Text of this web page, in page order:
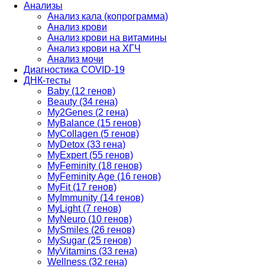
Анализы
Анализ кала (копрограмма)
Анализ крови
Анализ крови на витамины
Анализ крови на ХГЧ
Анализ мочи
Диагностика COVID-19
ДНК-тесты
Baby (12 генов)
Beauty (34 гена)
My2Genes (2 гена)
MyBalance (15 генов)
MyCollagen (5 генов)
MyDetox (33 гена)
MyExpert (55 генов)
MyFeminity (18 генов)
MyFeminity Age (16 генов)
MyFit (17 генов)
MyImmunity (14 генов)
MyLight (7 генов)
MyNeuro (10 генов)
MySmiles (26 генов)
MySugar (25 генов)
MyVitamins (33 гена)
Wellness (32 гена)